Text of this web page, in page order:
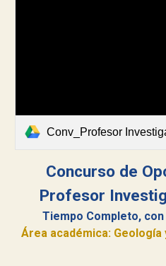
Conv_Profesor Investigador
Concurso de
Profesor
Tiempo Completo,
Área académica: